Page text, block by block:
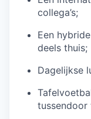
collega’s;
Een
deels thuis;
Dagelijkse
tussendoor